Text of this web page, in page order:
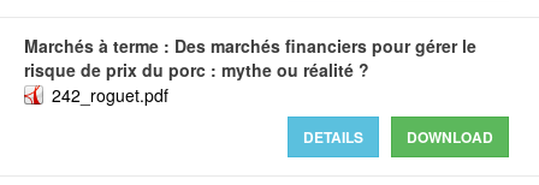
Marchés à terme : Des marchés financiers pour gérer le
risque de prix du porc : mythe ou réalité ?
242_roguet.pdf
DOWNLOAD
DETAILS